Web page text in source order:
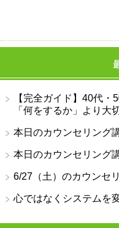
【完全ガイド】40代・
「何をするか」より大
本日のカウンセリング
本日のカウンセリング
6/27（土）のカウンセ
心ではなくシステムを